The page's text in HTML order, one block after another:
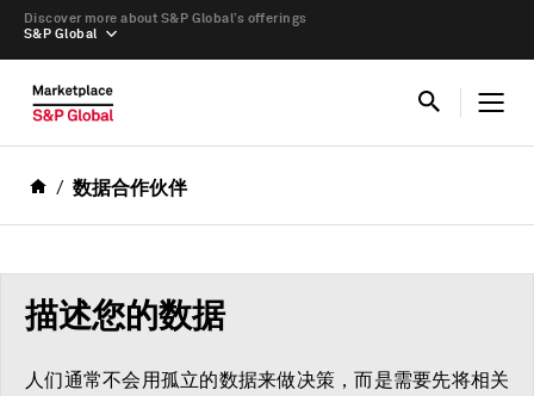
S&P Global
Discover more about S&P Global’s offerings
数据合作伙伴
描述您的数据
人们通常不会用孤立的数据来做决策，而是需要先将相关